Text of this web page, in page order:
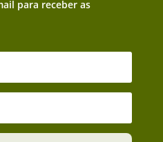
para receber as